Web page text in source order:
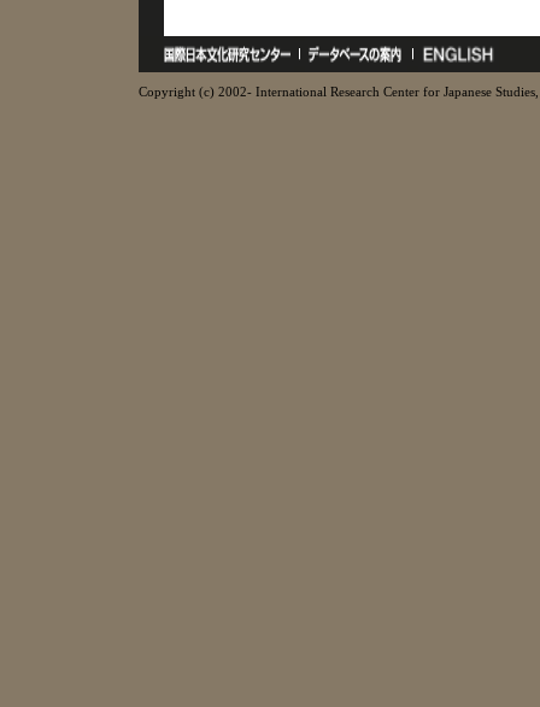
Copyright (c) 2002- International Research Center for Japanese